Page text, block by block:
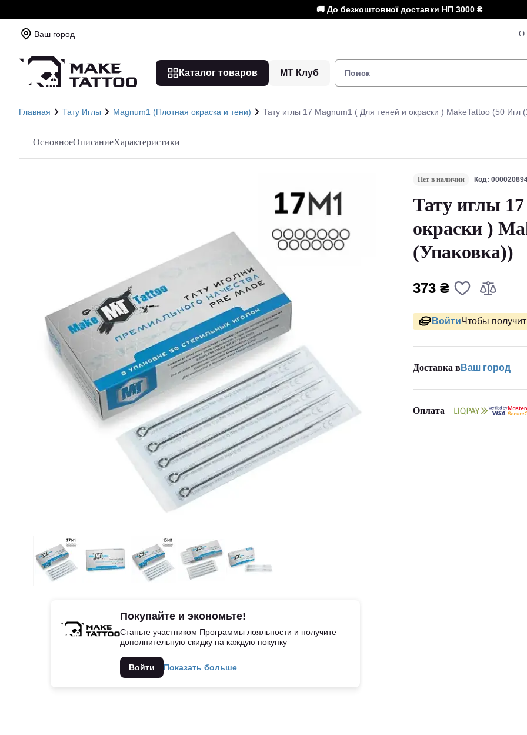
🚚 До безкоштовної доставки НП 3000 ₴
Ваш город О
Каталог товаров МТ Клуб
Главная Тату Иглы Magnum1 (Плотная окраска и тени) Тату иглы 17 Magnum1 ( Для теней и окраски ) MakeTattoo (50 Игл
ОсновноеОписаниеХарактеристики
Покупайте и экономьте!
Станьте участником Программы лояльности и получите
дополнительную скидку на каждую покупку
Войти Показать больше
Нет в наличии Код:
Тату иглы
окраски )
(Упаковка))
373 ₴
ВойтиЧтобы
Доставка в Ваш город
Оплата